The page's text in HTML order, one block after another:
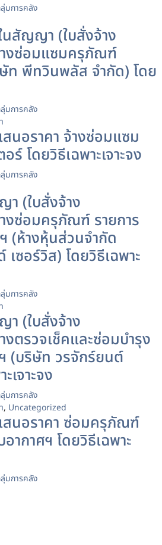
มการคลัง
สัญญา (ใบสั่งจ้าง
งซ่อมแซมครุภัณฑ์
ท พีทวินพลัส จำกัด) โดย
มการคลัง
สนอราคา จ้างซ่อมแซม
โดยวิธีเฉพาะเจาะจง
มการคลัง
(ใบสั่งจ้าง
งซ่อมครุภัณฑ์ รายการ
(ห้างหุ้นส่วนจำกัด
ซอร์วิส) โดยวิธีเฉพาะ
มการคลัง
(ใบสั่งจ้าง
ตรวจเช็คและซ่อมบำรุง
(บริษัท วรจักร์ยนต์
เจาะจง
มการคลัง
, Uncategorized
สนอราคา ซ่อมครุภัณฑ์
ากาศฯ โดยวิธีเฉพาะ
มการคลัง